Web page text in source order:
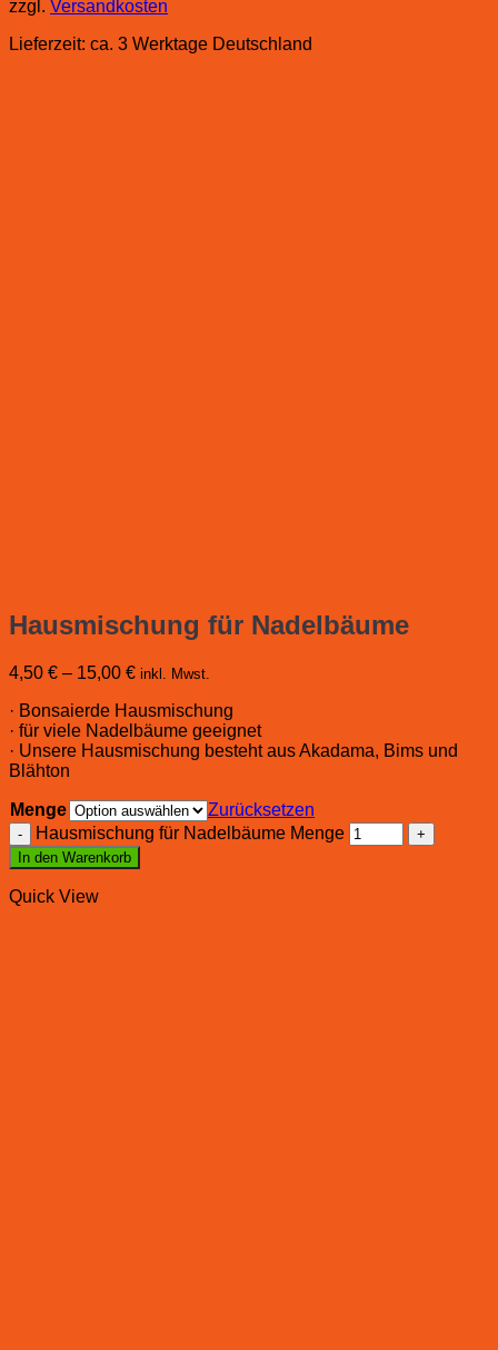
zzgl. Versandkosten
Lieferzeit: ca. 3 Werktage Deutschland
Hausmischung für Nadelbäume
4,50 € – 15,00 € inkl. Mwst.
· Bonsaierde Hausmischung
· für viele Nadelbäume geeignet
· Unsere Hausmischung besteht aus Akadama, Bims und
Blähton
Menge
Zurücksetzen
Hausmischung für Nadelbäume Menge
In den Warenkorb
Quick View